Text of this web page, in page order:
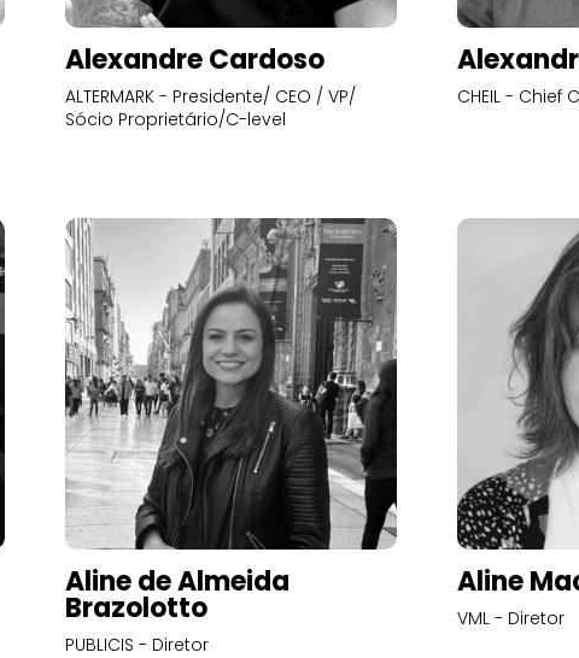
Alexandre Cardoso
ALTERMARK - Presidente/ CEO / VP/
Sócio Proprietário/C-level
CHEIL - Chief
Aline de Almeida
Brazolotto
PUBLICIS - Diretor
Aline
VML - Diretor